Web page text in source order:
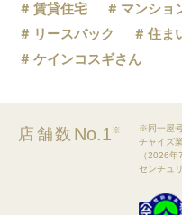
賃貸住宅
マンショ
リースバック
住ま
ケインコスギさん
店舗数 No.1※
※同一屋
チャイズ
（2026
センチュ